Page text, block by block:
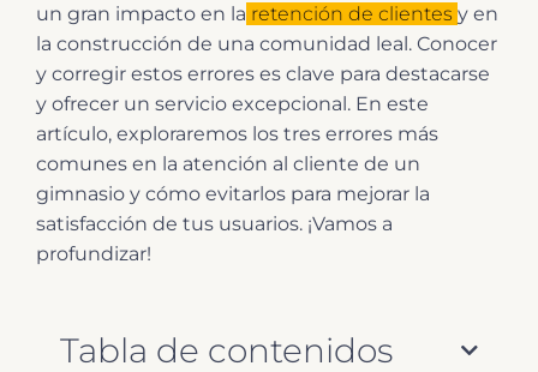
un gran impacto en la retención de clientes y en
la construcción de una comunidad leal. Conocer
y corregir estos errores es clave para destacarse
y ofrecer un servicio excepcional. En este
artículo, exploraremos los tres errores más
comunes en la atención al cliente de un
gimnasio y cómo evitarlos para mejorar la
satisfacción de tus usuarios. ¡Vamos a
profundizar!
Tabla de contenidos